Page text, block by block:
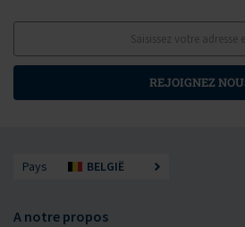
REJOIGNEZ
Pays BELGIË
A notre propos